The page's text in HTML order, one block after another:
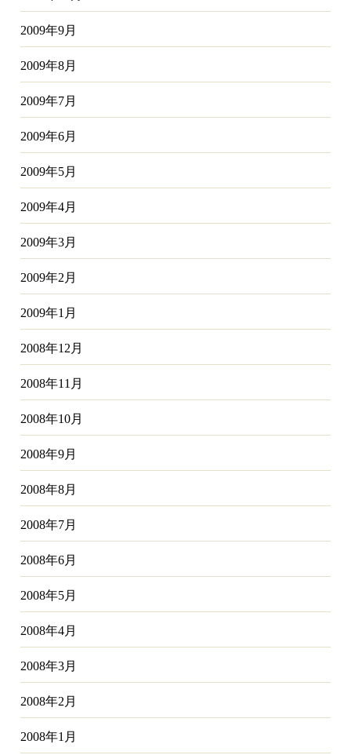
2009年9月
2009年8月
2009年7月
2009年6月
2009年5月
2009年4月
2009年3月
2009年2月
2009年1月
2008年12月
2008年11月
2008年10月
2008年9月
2008年8月
2008年7月
2008年6月
2008年5月
2008年4月
2008年3月
2008年2月
2008年1月